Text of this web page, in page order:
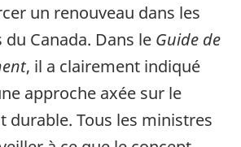
un renouveau dans les
Canada. Dans le Guide de
, il a clairement indiqué
approche axée sur le
durable. Tous les ministres